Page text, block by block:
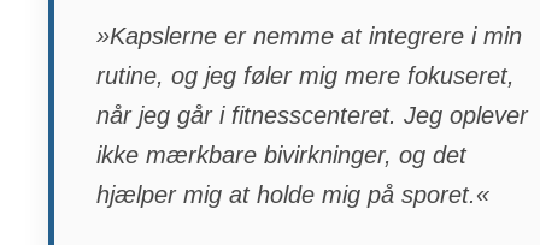
»Kapslerne er nemme at integrere i min
rutine, og jeg føler mig mere fokuseret,
når jeg går i fitnesscenteret. Jeg oplever
ikke mærkbare bivirkninger, og det
hjælper mig at holde mig på sporet.«